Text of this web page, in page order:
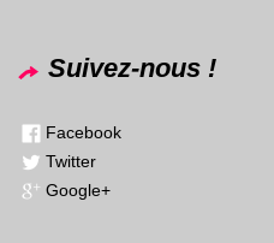
Suivez-nous !
Facebook
Twitter
Google+